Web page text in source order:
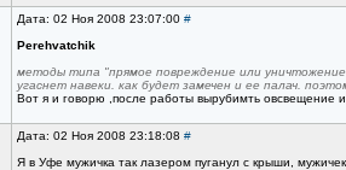
Дата: 02 Ноя 2008 23:07:00 #
Perehvatchik
методы типа "прямое повреждение или
угаснет навеки. как будет замечен и ее палач.
Вот я и говорю ,после работы вырубимть овсвещение и
Дата: 02 Ноя 2008 23:18:08 #
Я в Уфе мужичка так лазером пуганул с крыши,